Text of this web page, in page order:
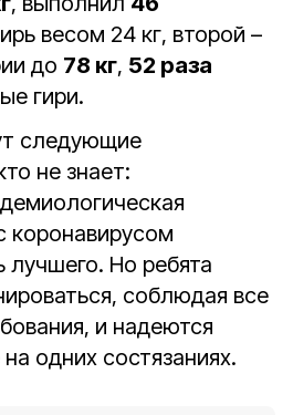
весом 24 кг, второй –
до 78 кг, 52 раза
гири.
следующие
не знает:
коронавирусом
лучшего. Но ребята
соблюдая все
и надеются
одних состязаниях.